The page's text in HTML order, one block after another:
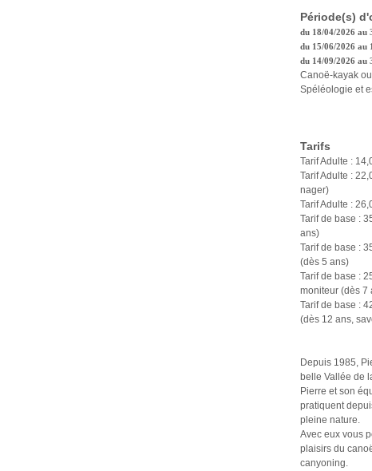
Période(s)
du 18/04/2026 au
du 15/06/2026 au
du 14/09/2026 au
Canoë-kayak
Spéléologie et
Tarifs
Tarif Adulte :
Tarif Adulte :
nager)
Tarif Adulte :
Tarif de base :
ans)
Tarif de base :
(dès 5 ans)
Tarif de base :
moniteur (dès 7
Tarif de base :
(dès 12 ans,
Depuis 1985,
belle Vallée de
Pierre et son
pratiquent
pleine nature.
Avec eux vous
plaisirs du
canyoning.